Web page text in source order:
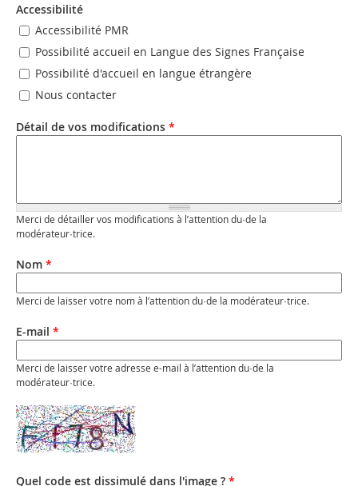
Accessibilité
Accessibilité PMR
Possibilité accueil en Langue des Signes Française
Possibilité d'accueil en langue étrangère
Nous contacter
Détail de vos modifications *
Merci de détailler vos modifications à l’attention du·de la
modérateur·trice.
Nom *
Merci de laisser votre nom à l’attention du·de la modérateur·trice.
E-mail *
Merci de laisser votre adresse e-mail à l’attention du·de la
modérateur·trice.
Quel code est dissimulé dans l'image ? *